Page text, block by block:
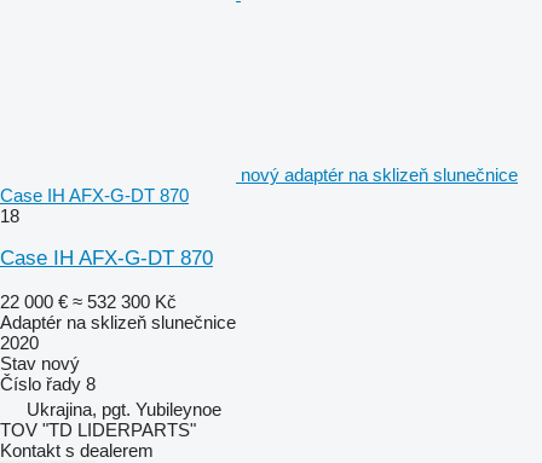
nový adaptér na sklizeň slunečnice
Case IH AFX-G-DT 870
18
Case IH AFX-G-DT 870
22 000 € ≈ 532 300 Kč
Adaptér na sklizeň slunečnice
2020
Stav nový
Číslo řady 8
Ukrajina, pgt. Yubileynoe
TOV "TD LIDERPARTS"
Kontakt s dealerem